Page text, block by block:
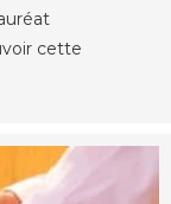
cette